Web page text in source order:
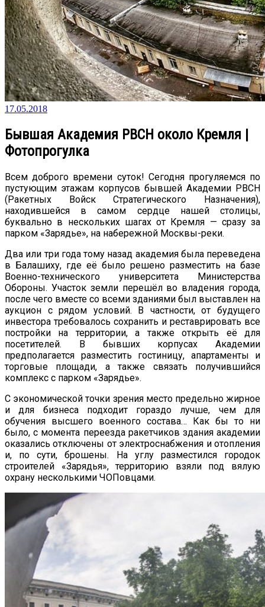
17.05.2018
Бывшая Академия РВСН около Кремля |
Фотопрогулка
Всем доброго времени суток! Сегодня прогуляемся по
пустующим этажам корпусов бывшей Академии РВСН
(Ракетных Войск Стратегического Назначения),
находившейся в самом сердце нашей столицы,
буквально в нескольких шагах от Кремля — сразу за
парком «Зарядье», на набережной Москвы-реки.
Два или три года тому назад академия была переведена
в Балашиху, где её было решено разместить на базе
Военно-технического университета Министерства
Обороны. Участок земли перешёл во владения города,
после чего вместе со всеми зданиями был выставлен на
аукцион с рядом условий. В частности, от будущего
инвестора требовалось сохранить и реставрировать все
постройки на территории, а также открыть её для
посетителей. В бывших корпусах Академии
предполагается разместить гостиницу, апартаменты и
торговые площади, а также связать получившийся
комплекс с парком «Зарядье».
С экономической точки зрения место предельно жирное
и для бизнеса подходит гораздо лучше, чем для
обучения высшего военного состава… Как бы то ни
было, с момента переезда ракетчиков здания академии
оказались отключены от электроснабжения и отопления
и, по сути, брошены. На углу разместился городок
строителей «Зарядья», территорию взяли под вялую
охрану несколькими ЧОПовцами.